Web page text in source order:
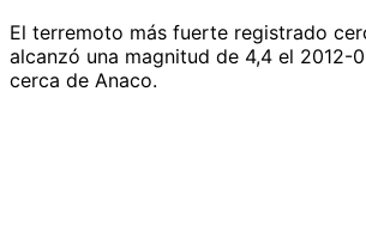
El terremoto más fuerte registrado
alcanzó una magnitud de 4,4 el 2012-
cerca de Anaco.